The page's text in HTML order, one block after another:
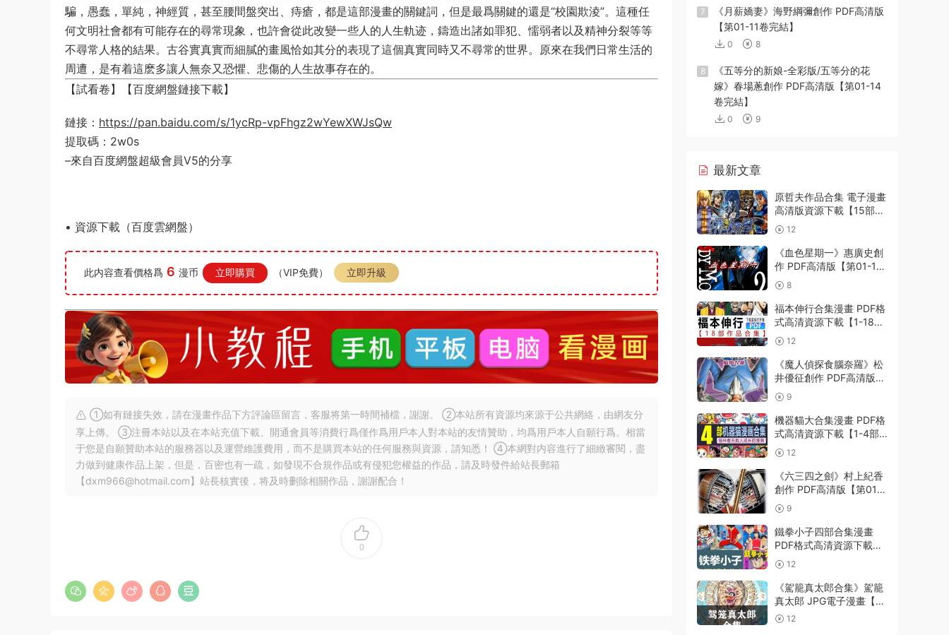
騙，愚蠢，單純，神經質，甚至腰間盤突出、痔瘡，都是這部漫畫的關鍵詞，但是最爲關鍵的還是“校園欺淩”。這種任
何文明社會都有可能存在的尋常現象，也許會從此改變一些人的人生軌迹，鑄造出諸如罪犯、懦弱者以及精神分裂等等
不尋常人格的結果。古谷實真實而細膩的畫風恰如其分的表現了這個真實同時又不尋常的世界。原來在我們日常生活的
周遭，是有着這麽多讓人無奈又恐懼、悲傷的人生故事存在的。
【試看卷】【百度網盤鏈接下載】
鏈接： https://pan.baidu.com/s/1ycRp-vpFhgz2wYewXWJsQw
提取碼：2w0s
–來自百度網盤超級會員V5的分享
• 資源下載（百度雲網盤）
此内容查看價格爲 6 漫币 立即購買 （VIP免費） 立即升級
①如有鏈接失效，請在漫畫作品下方評論區留言，客服将第一時間補檔，謝謝。 ②本站所有資源均來源于公共網絡，由網友分
享上傳。 ③注冊本站以及在本站充值下載、開通會員等消費行爲僅作爲用戶本人對本站的友情贊助，均爲用戶本人自願行爲。相當
于您是自願贊助本站的服務器以及運營維護費用，而不是購買本站的任何服務與資源，請知悉！ ④本網對内容進行了細緻審閱，盡
力做到健康作品上架，但是，百密也有一疏，如發現不合規作品或有侵犯您權益的作品，請及時發件給站長郵箱
【dxm966@hotmail.com】站長核實後，将及時删除相關作品，謝謝配合！
0
7
《月薪嬌妻》海野綱彌創作 PDF高清版
【第01-11卷完結】
0 8
8
《五等分的新娘-全彩版/五等分的花
嫁》春場蔥創作 PDF高清版【第01-14
卷完結】
0 9
最新文章
原哲夫作品合集 電子漫畫
高清版資源下載【15部合
集完結】【PDF格式】
【電子版漫畫】
12
《血色星期一》惠廣史創
作 PDF高清版【第01-11
卷完結】
8
福本伸行合集漫畫 PDF格
式高清資源下載【1-18部
完結】Kindle電子漫畫資
源精品
12
《魔人偵探食腦奈羅》松
井優征創作 PDF高清版
【第01-23卷完結】
9
機器貓大合集漫畫 PDF格
式高清資源下載【1-4部
合集完結】Kindle電子漫
畫資源精品
12
《六三四之劍》村上紀香
創作 PDF高清版【第01-
24卷完結】
9
鐵拳小子四部合集漫畫
PDF格式高清資源下載
【1-4部合集完結】Kindle
電子漫畫資源精品
12
《駕籠真太郎合集》駕籠
真太郎 JPG電子漫畫【全
系完結】————
12